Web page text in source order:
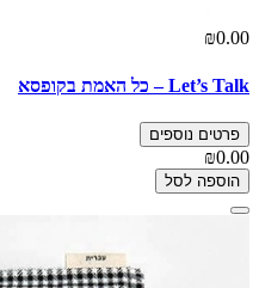
₪0.00
Let’s Talk – כל האמת בקופסא
פרטים נוספים
₪0.00
הוספה לסל